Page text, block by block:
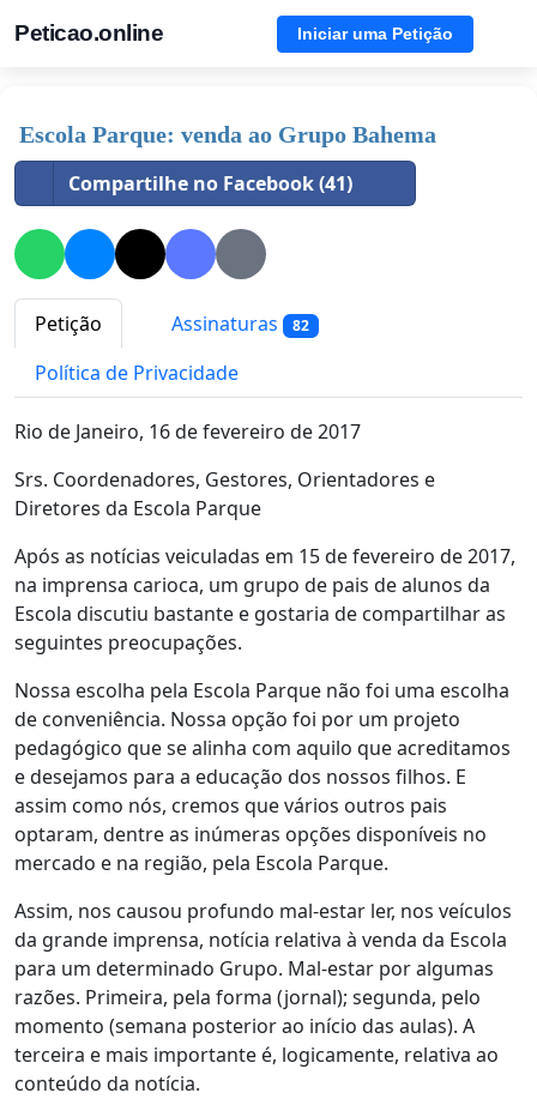
Peticao.online Iniciar uma Petição
Escola Parque: venda ao Grupo Bahema
Compartilhe no Facebook (41)
Petição Assinaturas 82
Política de Privacidade
Rio de Janeiro, 16 de fevereiro de 2017
Srs. Coordenadores, Gestores, Orientadores e
Diretores da Escola Parque
Após as notícias veiculadas em 15 de fevereiro de 2017,
na imprensa carioca, um grupo de pais de alunos da
Escola discutiu bastante e gostaria de compartilhar as
seguintes preocupações.
Nossa escolha pela Escola Parque não foi uma escolha
de conveniência. Nossa opção foi por um projeto
pedagógico que se alinha com aquilo que acreditamos
e desejamos para a educação dos nossos filhos. E
assim como nós, cremos que vários outros pais
optaram, dentre as inúmeras opções disponíveis no
mercado e na região, pela Escola Parque.
Assim, nos causou profundo mal-estar ler, nos veículos
da grande imprensa, notícia relativa à venda da Escola
para um determinado Grupo. Mal-estar por algumas
razões. Primeira, pela forma (jornal); segunda, pelo
momento (semana posterior ao início das aulas). A
terceira e mais importante é, logicamente, relativa ao
conteúdo da notícia.